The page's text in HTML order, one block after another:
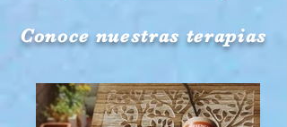
Conoce nuestras terapias